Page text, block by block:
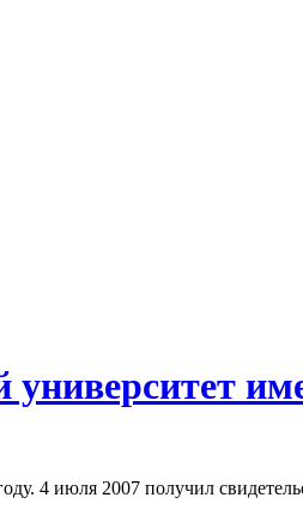
университет
4 июля 2007 получил